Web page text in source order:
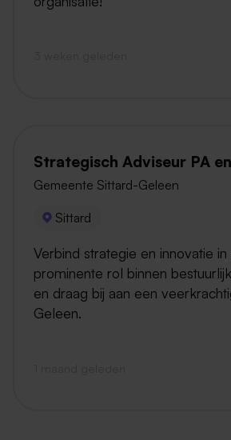
Strategisch Adviseur PA
Gemeente Sittard-Geleen
Sittard
Verbind strategie en innovatie in
prominente rol binnen
en draag bij aan een
Geleen.